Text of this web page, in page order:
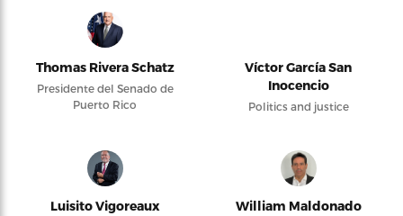
Thomas Rivera Schatz
Presidente del Senado de
Puerto Rico
Víctor García San
Inocencio
Politics and justice
Luisito Vigoreaux William Maldonado